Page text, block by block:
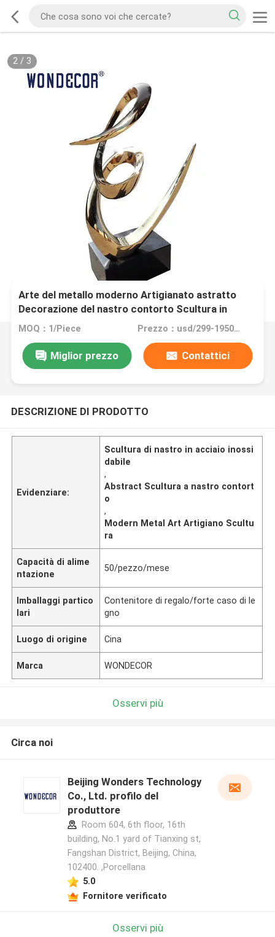
2/ 3
Arte del metallo moderno Artigianato astratto
Decorazione del nastro contorto Scultura in
acciaio inossidabile
MOQ：1/Piece Prezzo：usd/299-19500/Piece
Miglior prezzo Contattici
DESCRIZIONE DI PRODOTTO
Evidenziare:
Scultura di nastro in acciaio inossi
dabile
,
Abstract Scultura a nastro contort
o
,
Modern Metal Art Artigiano Scultu
ra
Capacità di alime
ntazione
50/pezzo/mese
Imballaggi partico
lari
Contenitore di regalo/forte caso di le
gno
Luogo di origine Cina
Marca WONDECOR
Osservi più
Circa noi
Beijing Wonders Technology
Co., Ltd. profilo del
produttore
Room 604, 6th floor, 16th
building, No.1 yard of Tianxing st,
Fangshan District, Beijing, China,
102400. ,Porcellana
5.0
Fornitore verificato
Osservi più